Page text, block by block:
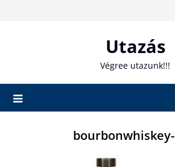
Utazás
Végree utazunk!!!